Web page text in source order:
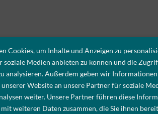
Cookies, um Inhalte und Anzeigen zu
soziale Medien anbieten zu können und die
analysieren. Außerdem geben wir
Website an unsere Partner für soziale
weiter. Unsere Partner führen diese
weiteren Daten zusammen, die Sie ihnen